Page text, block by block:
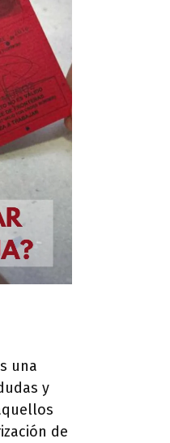
una
y
de